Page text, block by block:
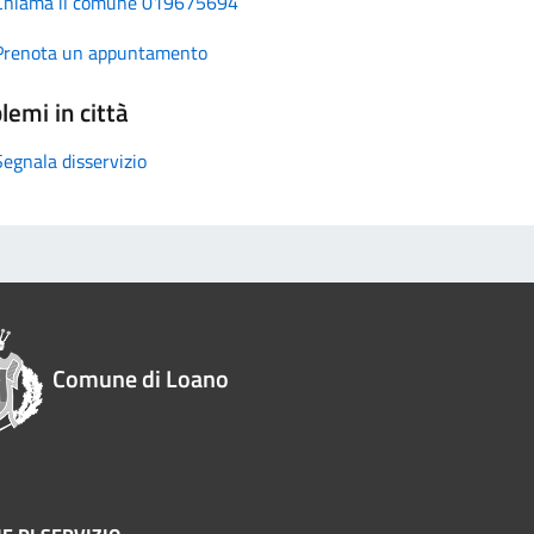
un appuntamento
in città
disservizio
Comune di Loano